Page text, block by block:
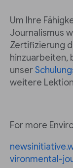
Um Ihre
Journalismus
Zertifizierung
hinzuarbeiten,
unser
weitere
For more
vironmental-